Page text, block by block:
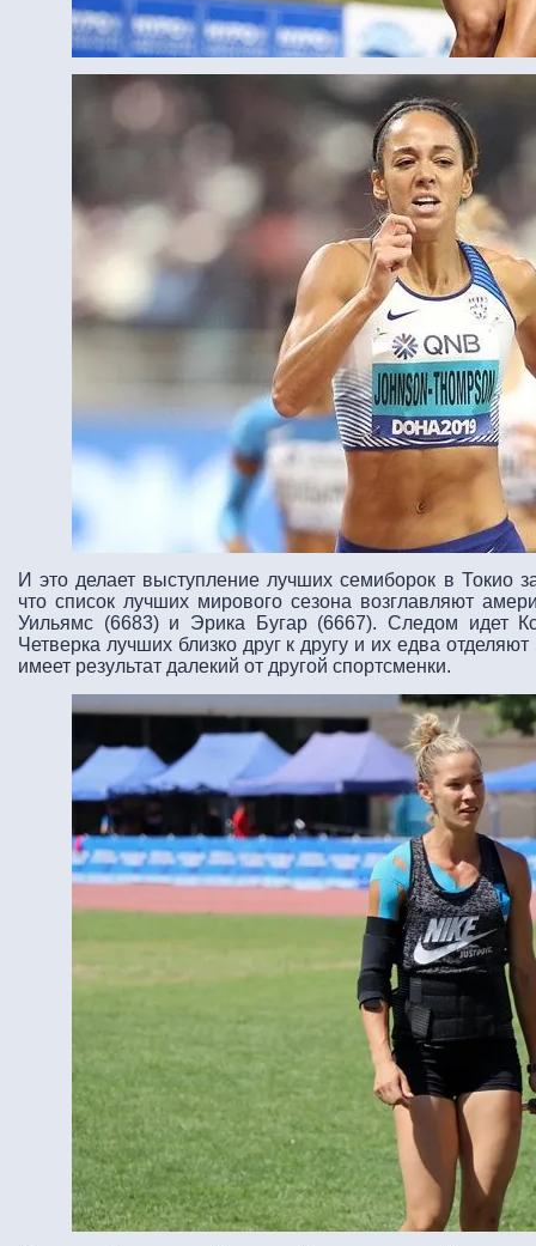
И это делает выступление лучших семиборок в Токио
что список лучших мирового сезона возглавляют
Уильямс (6683) и Эрика Бугар (6667). Следом идет
Четверка лучших близко друг к другу и их едва
имеет результат далекий от другой спортсменки.